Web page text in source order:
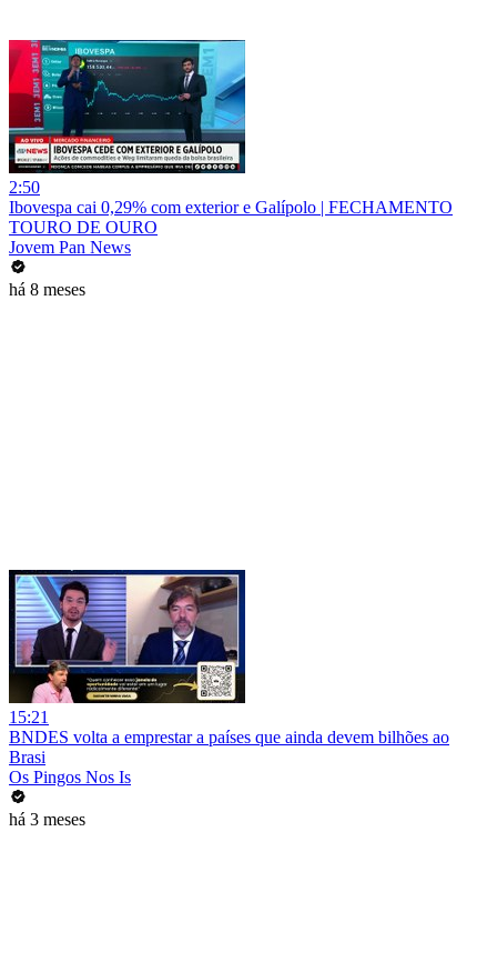
2:50
Ibovespa cai 0,29% com exterior e Galípolo | FECHAMENTO
TOURO DE OURO
Jovem Pan News
há 8 meses
15:21
BNDES volta a emprestar a países que ainda devem bilhões ao
Brasi
Os Pingos Nos Is
há 3 meses